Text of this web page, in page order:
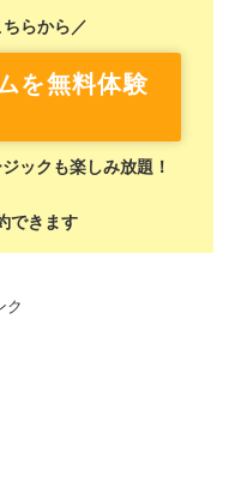
らから／
を無料体験
ックも楽しみ放題！
できます
ク